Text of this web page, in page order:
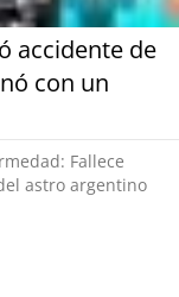
accidente de
con un
Fallece
astro argentino